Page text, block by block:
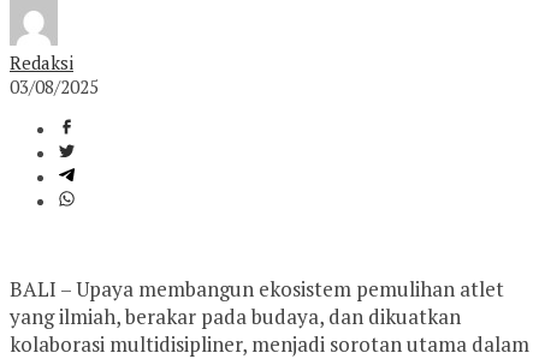
Redaksi
03/08/2025
BALI – Upaya membangun ekosistem pemulihan atlet
yang ilmiah, berakar pada budaya, dan dikuatkan
kolaborasi multidisipliner, menjadi sorotan utama dalam